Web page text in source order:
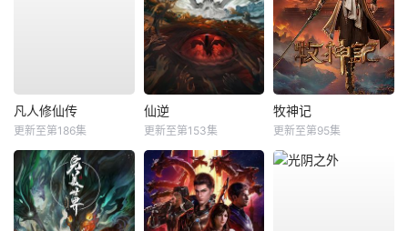
凡人修仙传
更新至第186集
仙逆
更新至第153集
牧神记
更新至第95集